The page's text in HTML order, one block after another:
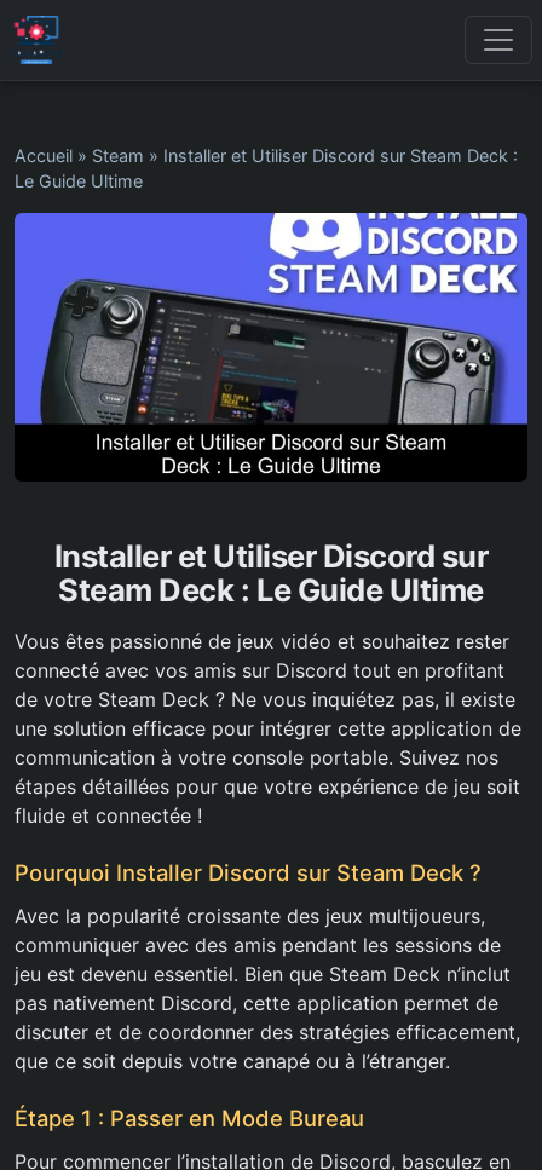
Accueil » Steam » Installer et Utiliser Discord sur Steam Deck :
Le Guide Ultime
Installer et Utiliser Discord sur
Steam Deck : Le Guide Ultime
Vous êtes passionné de jeux vidéo et souhaitez rester
connecté avec vos amis sur Discord tout en profitant
de votre Steam Deck ? Ne vous inquiétez pas, il existe
une solution efficace pour intégrer cette application de
communication à votre console portable. Suivez nos
étapes détaillées pour que votre expérience de jeu soit
fluide et connectée !
Pourquoi Installer Discord sur Steam Deck ?
Avec la popularité croissante des jeux multijoueurs,
communiquer avec des amis pendant les sessions de
jeu est devenu essentiel. Bien que Steam Deck n’inclut
pas nativement Discord, cette application permet de
discuter et de coordonner des stratégies efficacement,
que ce soit depuis votre canapé ou à l’étranger.
Étape 1 : Passer en Mode Bureau
Pour commencer l’installation de Discord, basculez en